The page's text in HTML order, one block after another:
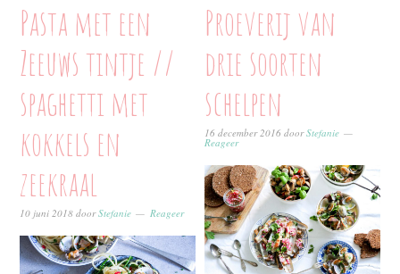
Pasta met een
Zeeuws tintje //
spaghetti met
kokkels en
zeekraal
10 juni 2018 doorStefanie Reageer
Proeverij van
drie soorten
schelpen
16 december 2016 doorStefanie
Reageer